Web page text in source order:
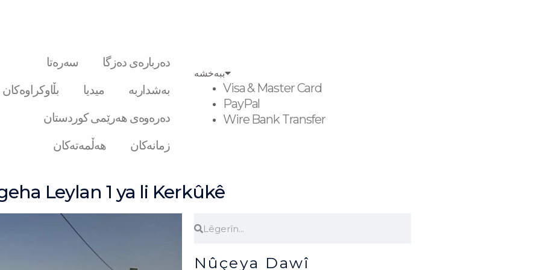
سەرەتا
دەربارەی دەزگا
بڵاوکراوەکان
میدیا
بەشداربە
دەرەوەی هەرێمی کوردستان
هەڵمەتەکان
زمانەکان
ببەخشە
Visa & Master Card
PayPal
Wire Bank Transfer
Leylan 1 ya li Kerkûkê
Nûçeya Dawî